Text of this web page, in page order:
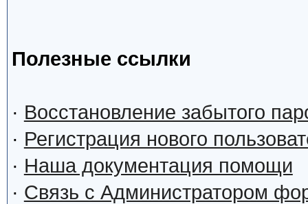
Полезные ссылки
· Восстановление забытого
· Регистрация нового
· Наша документация помощи
· Связь с Администратором